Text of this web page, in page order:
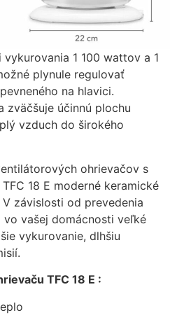
1 100 wattov a 1
plynule regulovať
na hlavici.
zväčšuje účinnú plochu
vzduch do širokého
ohrievačov s
18 E moderné keramické
závislosti od prevedenia
vašej domácnosti veľké
vykurovanie, dlhšiu
TFC 18 E :